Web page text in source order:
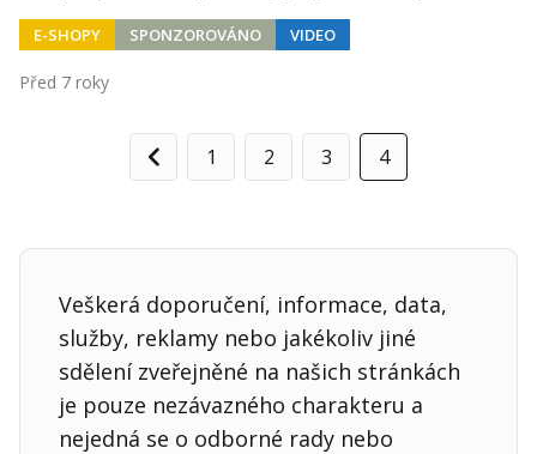
E-SHOPY SPONZOROVÁNO VIDEO
Před 7 roky
Předchozí
1 2 3 4
Veškerá doporučení, informace, data,
služby, reklamy nebo jakékoliv jiné
sdělení zveřejněné na našich stránkách
je pouze nezávazného charakteru a
nejedná se o odborné rady nebo